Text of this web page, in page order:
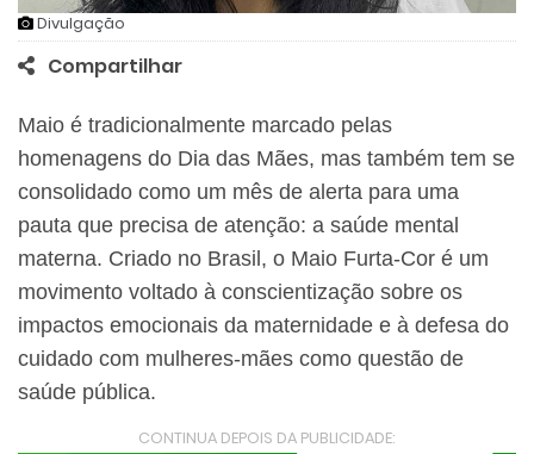
Divulgação
Compartilhar
Maio é tradicionalmente marcado pelas
homenagens do Dia das Mães, mas também tem se
consolidado como um mês de alerta para uma
pauta que precisa de atenção: a saúde mental
materna. Criado no Brasil, o Maio Furta-Cor é um
movimento voltado à conscientização sobre os
impactos emocionais da maternidade e à defesa do
cuidado com mulheres-mães como questão de
saúde pública.
CONTINUA DEPOIS DA PUBLICIDADE: